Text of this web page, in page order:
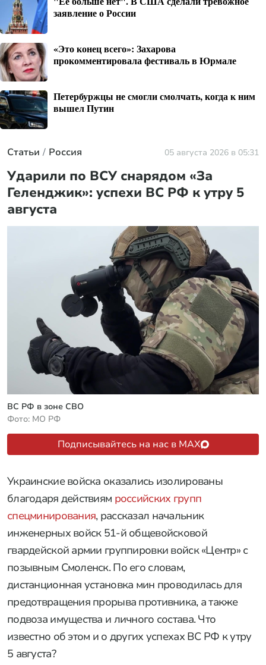
заявление о России
«Это конец всего»: Захарова
прокомментировала фестиваль в Юрмале
Петербуржцы не смогли смолчать, когда к ним
вышел Путин
Статьи Россия 05 августа 2026 в 05:31
Ударили по ВСУ снарядом «За
Геленджик»: успехи ВС РФ к утру 5
августа
ВС РФ в зоне СВО
Фото: МО РФ
Подписывайтесь на нас в MAX
Украинские войска оказались изолированы
благодаря действиям российских групп
спецминирования, рассказал начальник
инженерных войск 51-й общевойсковой
гвардейской армии группировки войск «Центр» с
позывным Смоленск. По его словам,
дистанционная установка мин проводилась для
предотвращения прорыва противника, а также
подвоза имущества и личного состава. Что
известно об этом и о других успехах ВС РФ к утру
5 августа?